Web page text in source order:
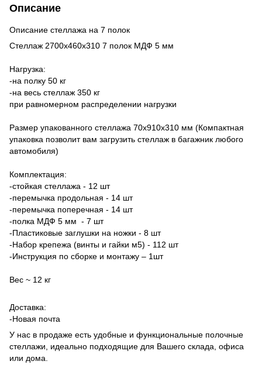
Описание
Описание стеллажа на 7 полок
Стеллаж 2700х460х310 7 полок МДФ 5 мм
Нагрузка:
-на полку 50 кг
-на весь стеллаж 350 кг
при равномерном распределении нагрузки
Размер упакованного стеллажа 70х910х310 мм (Компактная
упаковка позволит вам загрузить стеллаж в багажник любого
автомобиля)
Комплектация:
-стойкая стеллажа - 12 шт
-перемычка продольная - 14 шт
-перемычка поперечная - 14 шт
-полка МДФ 5 мм - 7 шт
-Пластиковые заглушки на ножки - 8 шт
-Набор крепежа (винты и гайки м5) - 112 шт
-Инструкция по сборке и монтажу – 1шт
Вес ~ 12 кг
Доставка:
-Новая почта
У нас в продаже есть удобные и функциональные полочные
стеллажи, идеально подходящие для Вашего склада, офиса
или дома.